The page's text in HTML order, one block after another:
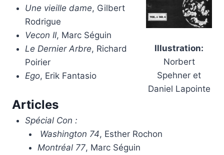
Illustration:
Norbert
Spehner et
Daniel Lapointe
Une vieille dame, Gilbert
Rodrigue
Vecon II, Marc Séguin
Le Dernier Arbre, Richard
Poirier
Ego, Erik Fantasio
Articles
Spécial Con :
Washington 74, Esther Rochon
Montréal 77, Marc Séguin